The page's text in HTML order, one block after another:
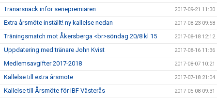
Tränarsnack inför seriepremiären 2017-09-21 11:30
Extra årsmöte inställt! ny kallelse nedan 2017-08-23 09:58
Träningsmatch mot Åkersberga <br>söndag 20/8 kl 15 2017-08-18 12:12
Uppdatering med tränare John Kvist 2017-08-16 11:36
Medlemsavgifter 2017-2018 2017-08-07 10:21
Kallelse till extra årsmöte 2017-07-18 21:04
Kallelse till Årsmöte för IBF Västerås 2017-05-08 09:31